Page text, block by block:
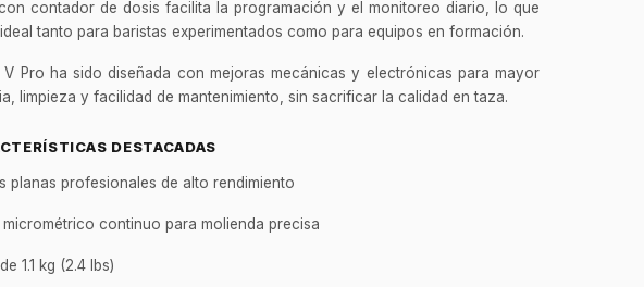
contador de dosis facilita la programación y el monitoreo diario, lo que
tanto para baristas experimentados como para equipos en formación.
V Pro ha sido diseñada con mejoras mecánicas y electrónicas para mayor
limpieza y facilidad de mantenimiento, sin sacrificar la calidad en taza.
DESTACADAS
planas profesionales de alto rendimiento
micrométrico continuo para molienda precisa
1.1 kg (2.4 lbs)